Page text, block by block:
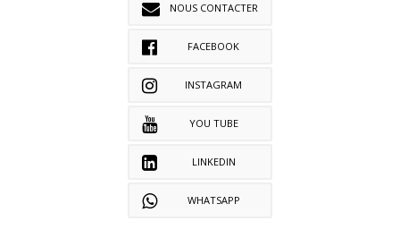
NOUS CONTACTER
FACEBOOK
INSTAGRAM
YOU TUBE
LINKEDIN
WHATSAPP